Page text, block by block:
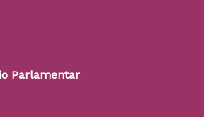
Parlamentar